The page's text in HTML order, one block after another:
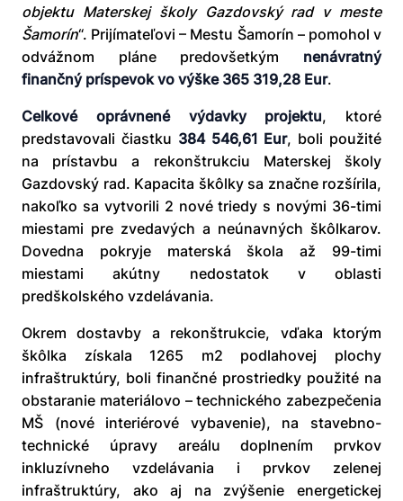
objektu Materskej školy Gazdovský rad v meste
Šamorín“. Prijímateľovi – Mestu Šamorín – pomohol v
odvážnom pláne predovšetkým nenávratný
finančný príspevok vo výške 365 319,28 Eur.
Celkové oprávnené výdavky projektu, ktoré
predstavovali čiastku 384 546,61 Eur, boli použité
na prístavbu a rekonštrukciu Materskej školy
Gazdovský rad. Kapacita škôlky sa značne rozšírila,
nakoľko sa vytvorili 2 nové triedy s novými 36-timi
miestami pre zvedavých a neúnavných škôlkarov.
Dovedna pokryje materská škola až 99-timi
miestami akútny nedostatok v oblasti
predškolského vzdelávania.
Okrem dostavby a rekonštrukcie, vďaka ktorým
škôlka získala 1265 m2 podlahovej plochy
infraštruktúry, boli finančné prostriedky použité na
obstaranie materiálovo – technického zabezpečenia
MŠ (nové interiérové vybavenie), na stavebno-
technické úpravy areálu doplnením prvkov
inkluzívneho vzdelávania i prvkov zelenej
infraštruktúry, ako aj na zvýšenie energetickej